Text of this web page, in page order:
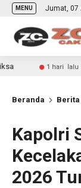
MENU Jumat, 07
hari lalu Peringati
Beranda
Kapolri
2026